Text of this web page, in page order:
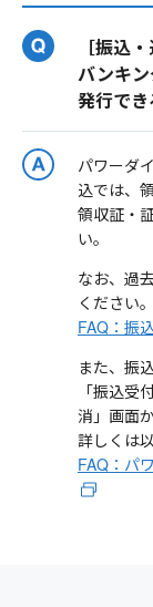
［振込
バンキ
発行でき
パワーダ
込では、
領収証・
い。
なお、過
ください。
FAQ：振
また、振
「振込受
消」画面
詳しくは
FAQ：パ